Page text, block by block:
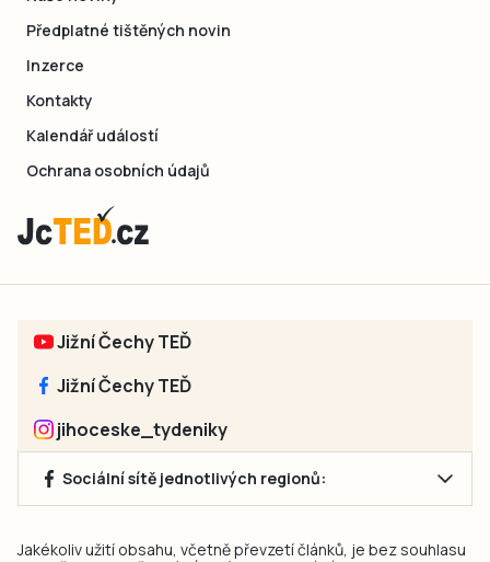
Předplatné tištěných novin
Inzerce
Kontakty
Kalendář událostí
Ochrana osobních údajů
Jižní Čechy TEĎ
Jižní Čechy TEĎ
jihoceske_tydeniky
Sociální sítě jednotlivých regionů:
Jakékoliv užití obsahu, včetně převzetí článků, je bez souhlasu